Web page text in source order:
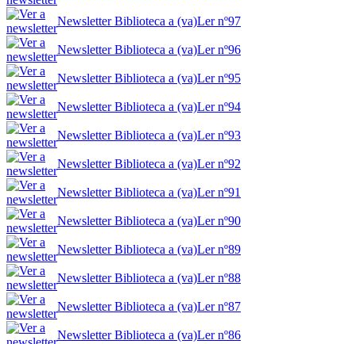
Newsletter Biblioteca a (va)Ler nº97
Newsletter Biblioteca a (va)Ler nº96
Newsletter Biblioteca a (va)Ler nº95
Newsletter Biblioteca a (va)Ler nº94
Newsletter Biblioteca a (va)Ler nº93
Newsletter Biblioteca a (va)Ler nº92
Newsletter Biblioteca a (va)Ler nº91
Newsletter Biblioteca a (va)Ler nº90
Newsletter Biblioteca a (va)Ler nº89
Newsletter Biblioteca a (va)Ler nº88
Newsletter Biblioteca a (va)Ler nº87
Newsletter Biblioteca a (va)Ler nº86